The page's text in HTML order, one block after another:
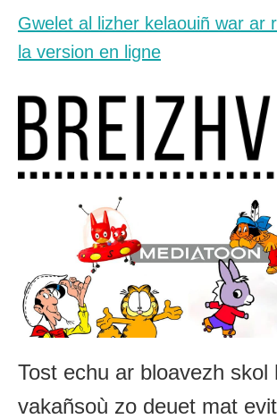
Gwelet al lizher kelaouiñ war ar
la version en ligne
Tost echu ar bloavezh skol
vakañsoù zo deuet mat